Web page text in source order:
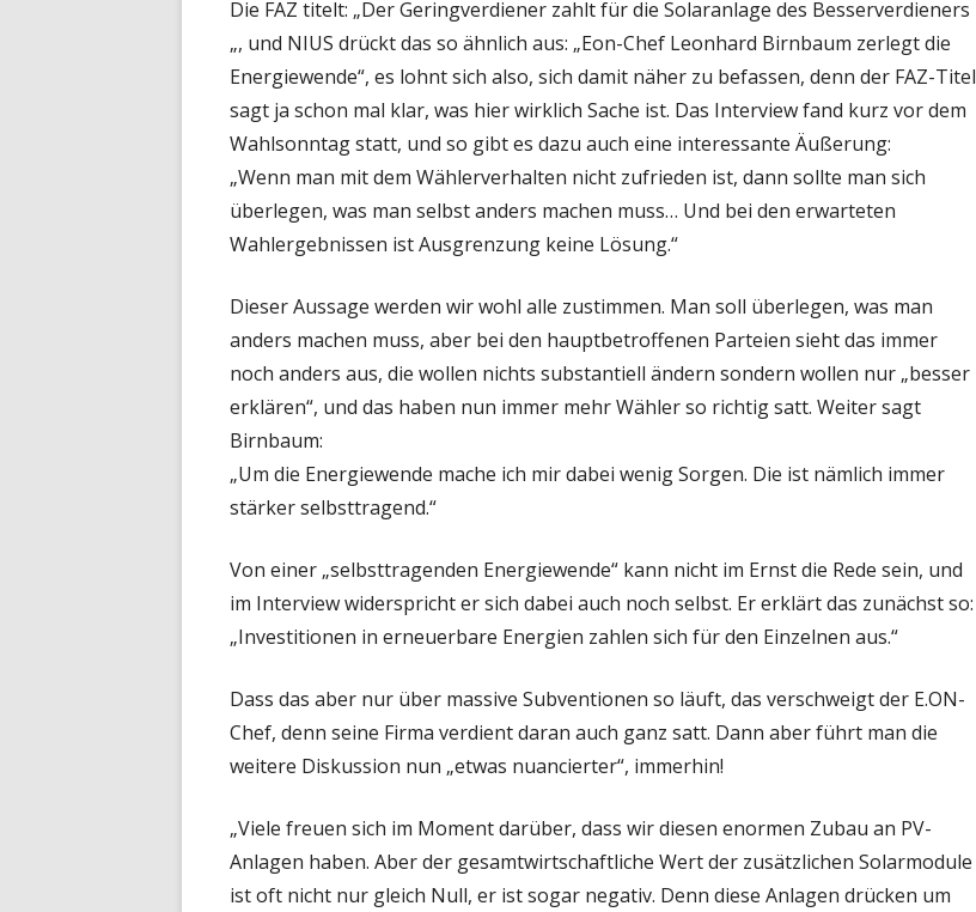
Die FAZ titelt: „Der Geringverdiener zahlt für die Solaranlage des Besserverdieners
„, und NIUS drückt das so ähnlich aus: „Eon-Chef Leonhard Birnbaum zerlegt die
Energiewende“, es lohnt sich also, sich damit näher zu befassen, denn der FAZ-Titel
sagt ja schon mal klar, was hier wirklich Sache ist. Das Interview fand kurz vor dem
Wahlsonntag statt, und so gibt es dazu auch eine interessante Äußerung:
„Wenn man mit dem Wählerverhalten nicht zufrieden ist, dann sollte man sich
überlegen, was man selbst anders machen muss… Und bei den erwarteten
Wahlergebnissen ist Ausgrenzung keine Lösung.“
Dieser Aussage werden wir wohl alle zustimmen. Man soll überlegen, was man
anders machen muss, aber bei den hauptbetroffenen Parteien sieht das immer
noch anders aus, die wollen nichts substantiell ändern sondern wollen nur „besser
erklären“, und das haben nun immer mehr Wähler so richtig satt. Weiter sagt
Birnbaum:
„Um die Energiewende mache ich mir dabei wenig Sorgen. Die ist nämlich immer
stärker selbsttragend.“
Von einer „selbsttragenden Energiewende“ kann nicht im Ernst die Rede sein, und
im Interview widerspricht er sich dabei auch noch selbst. Er erklärt das zunächst so:
„Investitionen in erneuerbare Energien zahlen sich für den Einzelnen aus.“
Dass das aber nur über massive Subventionen so läuft, das verschweigt der E.ON-
Chef, denn seine Firma verdient daran auch ganz satt. Dann aber führt man die
weitere Diskussion nun „etwas nuancierter“, immerhin!
„Viele freuen sich im Moment darüber, dass wir diesen enormen Zubau an PV-
Anlagen haben. Aber der gesamtwirtschaftliche Wert der zusätzlichen Solarmodule
ist oft nicht nur gleich Null, er ist sogar negativ. Denn diese Anlagen drücken um